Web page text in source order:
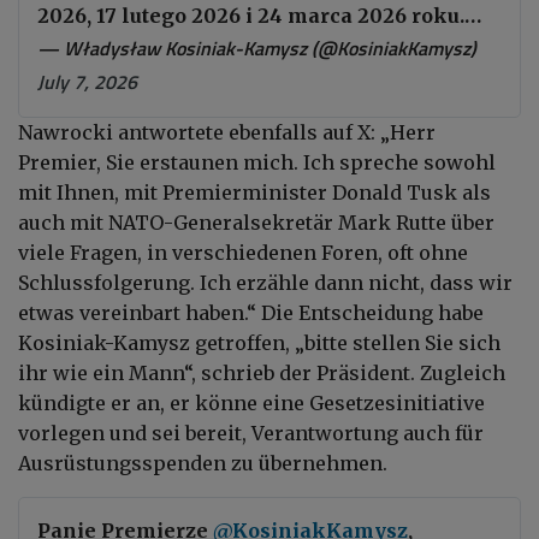
2026, 17 lutego 2026 i 24 marca 2026 roku.…
— Władysław Kosiniak-Kamysz (@KosiniakKamysz)
July 7, 2026
Nawrocki antwortete ebenfalls auf X: „Herr
Premier, Sie erstaunen mich. Ich spreche sowohl
mit Ihnen, mit Premierminister Donald Tusk als
auch mit NATO-Generalsekretär Mark Rutte über
viele Fragen, in verschiedenen Foren, oft ohne
Schlussfolgerung. Ich erzähle dann nicht, dass wir
etwas vereinbart haben.“ Die Entscheidung habe
Kosiniak-Kamysz getroffen, „bitte stellen Sie sich
ihr wie ein Mann“, schrieb der Präsident. Zugleich
kündigte er an, er könne eine Gesetzesinitiative
vorlegen und sei bereit, Verantwortung auch für
Ausrüstungsspenden zu übernehmen.
Panie Premierze @KosiniakKamysz,